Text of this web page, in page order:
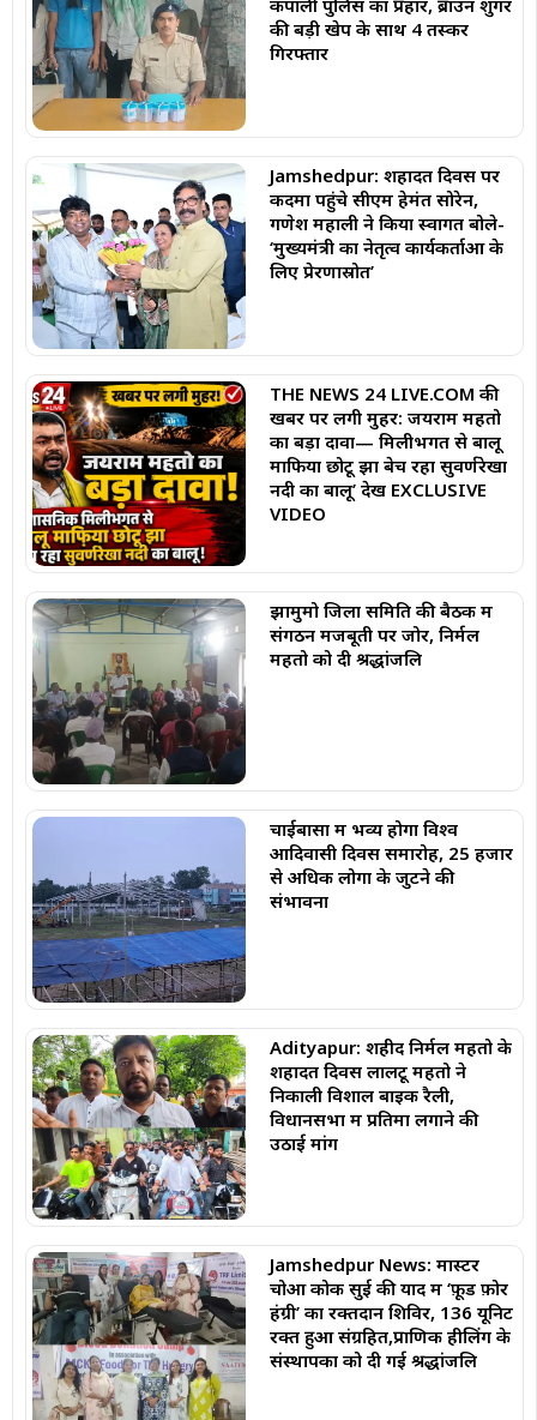
कपाली पुलिस का प्रहार, ब्राउन शुगर
की बड़ी खेप के साथ 4 तस्कर
गिरफ्तार
Jamshedpur: शहादत दिवस पर
कदमा पहुंचे सीएम हेमंत सोरेन,
गणेश महाली ने किया स्वागत बोले-
‘मुख्यमंत्री का नेतृत्व कार्यकर्ताओं के
लिए प्रेरणास्रोत’
THE NEWS 24 LIVE.COM की
खबर पर लगी मुहर: जयराम महतो
का बड़ा दावा— मिलीभगत से बालू
माफिया छोटू झा बेच रहा सुवर्णरेखा
नदी का बालू’ देखें EXCLUSIVE
VIDEO
झामुमो जिला समिति की बैठक में
संगठन मजबूती पर जोर, निर्मल
महतो को दी श्रद्धांजलि
चाईबासा में भव्य होगा विश्व
आदिवासी दिवस समारोह, 25 हजार
से अधिक लोगों के जुटने की
संभावना
Adityapur: शहीद निर्मल महतो के
शहादत दिवस लालटू महतो ने
निकाली विशाल बाइक रैली,
विधानसभा में प्रतिमा लगाने की
उठाई मांग
Jamshedpur News: मास्टर
चोआ कोक सुई की याद में ‘फ़ूड फ़ोर
हंग्री’ का रक्तदान शिविर, 136 यूनिट
रक्त हुआ संग्रहित,प्राणिक हीलिंग के
संस्थापकों को दी गई श्रद्धांजलि